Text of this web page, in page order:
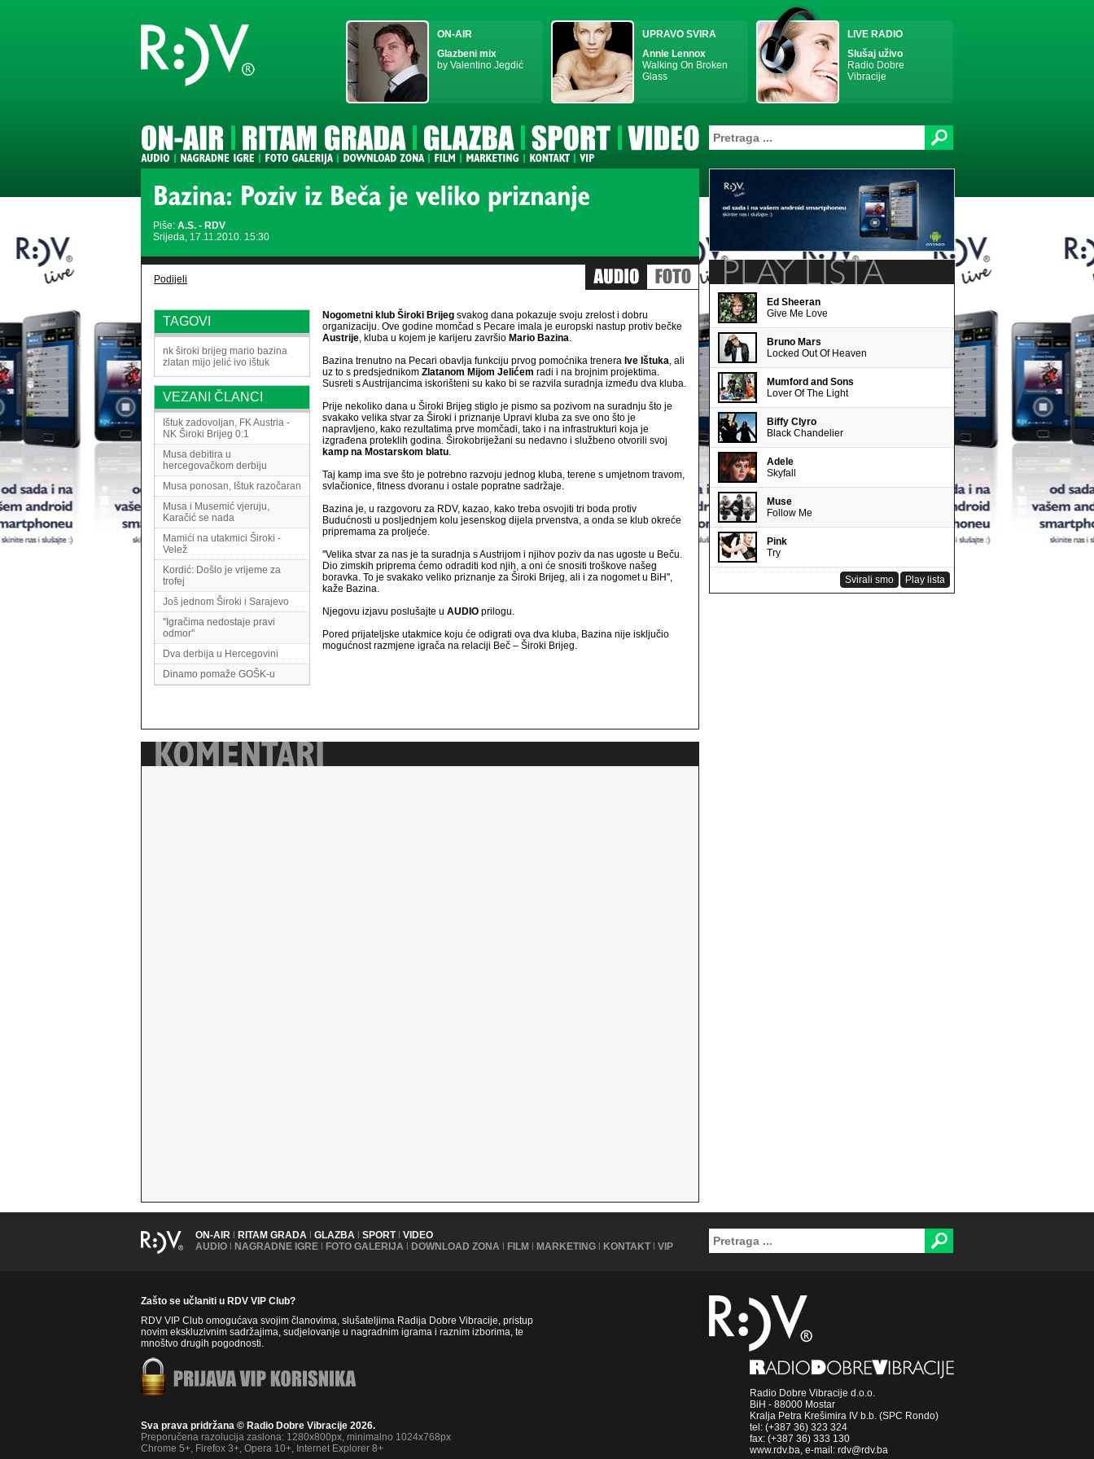
ON-AIR
Glazbeni mix
by Valentino Jegdić
UPRAVO SVIRA
Annie Lennox
Walking On Broken
Glass
LIVE RADIO
Slušaj uživo
Radio Dobre
Vibracije
Piše: A.S. - RDV
Srijeda, 17.11.2010. 15:30
Podijeli
TAGOVI
nk široki brijeg mario bazina
zlatan mijo jelić ivo ištuk
VEZANI ČLANCI
Ištuk zadovoljan, FK Austria -
NK Široki Brijeg 0:1
Musa debitira u
hercegovačkom derbiju
Musa ponosan, Ištuk razočaran
Musa i Musemić vjeruju,
Karačić se nada
Mamići na utakmici Široki -
Velež
Kordić: Došlo je vrijeme za
trofej
Još jednom Široki i Sarajevo
''Igračima nedostaje pravi
odmor''
Dva derbija u Hercegovini
Dinamo pomaže GOŠK-u
Nogometni klub Široki Brijeg svakog dana pokazuje svoju zrelost i dobru
organizaciju. Ove godine momčad s Pecare imala je europski nastup protiv bečke
Austrije, kluba u kojem je karijeru završio Mario Bazina.
Bazina trenutno na Pecari obavlja funkciju prvog pomoćnika trenera Ive Ištuka, ali
uz to s predsjednikom Zlatanom Mijom Jelićem radi i na brojnim projektima.
Susreti s Austrijancima iskorišteni su kako bi se razvila suradnja između dva kluba.
Prije nekoliko dana u Široki Brijeg stiglo je pismo sa pozivom na suradnju što je
svakako velika stvar za Široki i priznanje Upravi kluba za sve ono što je
napravljeno, kako rezultatima prve momčadi, tako i na infrastrukturi koja je
izgrađena proteklih godina. Širokobriježani su nedavno i službeno otvorili svoj
kamp na Mostarskom blatu.
Taj kamp ima sve što je potrebno razvoju jednog kluba, terene s umjetnom travom,
svlačionice, fitness dvoranu i ostale popratne sadržaje.
Bazina je, u razgovoru za RDV, kazao, kako treba osvojiti tri boda protiv
Budućnosti u posljednjem kolu jesenskog dijela prvenstva, a onda se klub okreće
pripremama za proljeće.
''Velika stvar za nas je ta suradnja s Austrijom i njihov poziv da nas ugoste u Beču.
Dio zimskih priprema ćemo odraditi kod njih, a oni će snositi troškove našeg
boravka. To je svakako veliko priznanje za Široki Brijeg, ali i za nogomet u BiH'',
kaže Bazina.
Njegovu izjavu poslušajte u AUDIO prilogu.
Pored prijateljske utakmice koju će odigrati ova dva kluba, Bazina nije isključio
mogućnost razmjene igrača na relaciji Beč – Široki Brijeg.
Ed Sheeran
Give Me Love
Bruno Mars
Locked Out Of Heaven
Mumford and Sons
Lover Of The Light
Biffy Clyro
Black Chandelier
Adele
Skyfall
Muse
Follow Me
Pink
Try
Play lista
Svirali smo
ON-AIR | RITAM GRADA | GLAZBA | SPORT | VIDEO
AUDIO | NAGRADNE IGRE | FOTO GALERIJA | DOWNLOAD ZONA | FILM | MARKETING | KONTAKT | VIP
Zašto se učlaniti u RDV VIP Club?
RDV VIP Club omogućava svojim članovima, slušateljima Radija Dobre Vibracije, pristup
novim ekskluzivnim sadržajima, sudjelovanje u nagradnim igrama i raznim izborima, te
mnoštvo drugih pogodnosti.
Sva prava pridržana © Radio Dobre Vibracije 2026.
Preporučena razolucija zaslona: 1280x800px, minimalno 1024x768px
Chrome 5+, Firefox 3+, Opera 10+, Internet Explorer 8+
Radio Dobre Vibracije d.o.o.
BiH - 88000 Mostar
Kralja Petra Krešimira IV b.b. (SPC Rondo)
tel: (+387 36) 323 324
fax: (+387 36) 333 130
www.rdv.ba, e-mail: rdv@rdv.ba